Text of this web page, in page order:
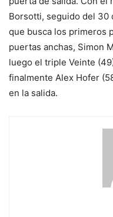
Borsotti, seguido del 30
que busca los primeros
puertas anchas, Simon
luego el triple Veinte
finalmente Alex Hofer
en la salida.